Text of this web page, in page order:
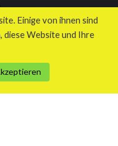
Agentur
Einige von ihnen sind
diese Website und Ihre